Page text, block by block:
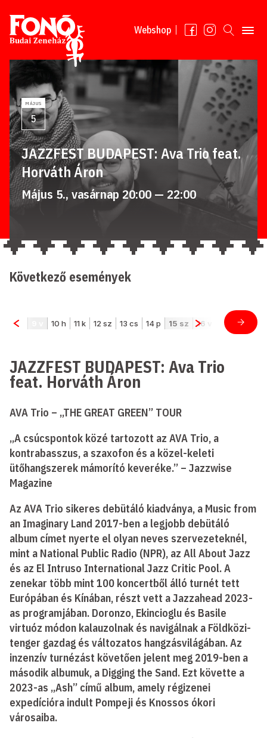
Tovább a tartalomhoz
Webshop
MÁJUS
5
JAZZFEST BUDAPEST: Ava Trio feat.
Horváth Áron
Május 5., vasárnap 20:00 — 22:00
Következő események
JAZZFEST BUDAPEST: Ava Trio
feat. Horváth Áron
AVA Trio – „THE GREAT GREEN” TOUR
„A csúcspontok közé tartozott az AVA Trio, a
kontrabasszus, a szaxofon és a közel-keleti
ütőhangszerek mámorító keveréke.” – Jazzwise
Magazine
Az AVA Trio sikeres debütáló kiadványa, a Music from
an Imaginary Land 2017-ben a legjobb debütáló
album címet nyerte el olyan neves szervezeteknél,
mint a National Public Radio (NPR), az All About Jazz
és az El Intruso International Jazz Critic Pool. A
zenekar több mint 100 koncertből álló turnét tett
Európában és Kínában, részt vett a Jazzahead 2023-
as programjában. Doronzo, Ekincioglu és Basile
virtuóz módon kalauzolnak és navigálnak a Földközi-
tenger gazdag és változatos hangzásvilágában. Az
inzenzív turnézást követően jelent meg 2019-ben a
második albumuk, a Digging the Sand. Ezt követte a
2023-as „Ash” című album, amely régizenei
expedícióra indult Pompeji és Knossos ókori
városaiba.